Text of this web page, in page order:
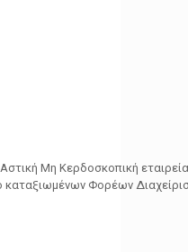
Μη Κερδοσκοπική
καταξιωμένων Φορέων